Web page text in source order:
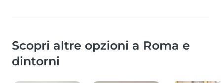
Scopri altre opzioni a Roma e
dintorni